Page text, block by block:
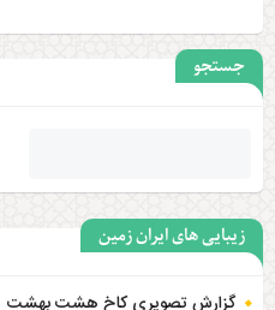
جستجو
زیبایی های ایران زمین
گزارش تصویری کاخ هشت‌ بهشت